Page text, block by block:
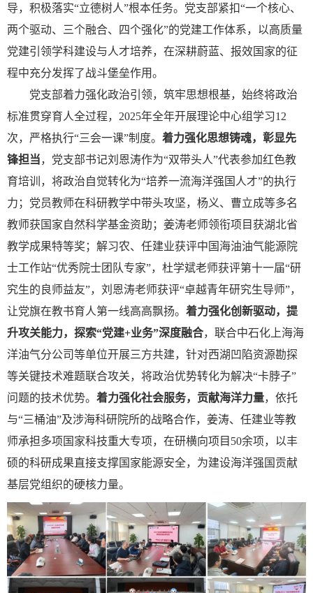
导，积极落实“立德树人”根本任务。 党支部紧扣“一个核心、
两个驱动、三个融合、四个强化”的党建工作体系，以高质量
党建引领学科建设与人才培养，在深耕蔚蓝、报效国家的征
程中充分发挥了战斗堡垒作用。
党支部着力强化政治引领，筑牢思想根基，始终将政治
标准贯穿育人全过程， 2025年全年开展理论中心组学习12
次，严格执行“三会一课”制度。 着力强化思想铸魂，彰显先
锋担当， 党支部书记刘恩涛作为“双带头人”代表参加红色教
育培训，将政治自觉转化为“培养一流海洋强国人才”的执行
力 ； 党员教师在科研教学中带头攻坚，杨义、曹立成等多名
教师获国家自然科学基金资助 ； 姜涛老师领衔项目获湖北省
教学成果特等奖 ； 解习农、 任建业获评中国海油油气能源院
士工作站“优秀院士团队专家”， 杜学斌老师获评第十一届“研
究生的 良师益友”，刘恩涛老师获评“卓越青年研究生导师”，
让党旗在教书育人第一线高高飘扬。 着力强化创新驱动，提
升攻关能力，探索“党建+业务”深度融合，联合中石化上海海
洋油气分公司等单位开展三方共建，针对西湖凹陷资源勘探
等关键技术难题联合攻关，将政治优势转化为解决“卡脖子”
问题的技术优势。 着力强化社会服务，贡献海洋力量，依托
与“三桶油”及涉海科研院所的战略合作，姜涛、任建业等教
师承担多项国家科技重大专项，在研横向项目 50余项，以丰
硕的科研成果直接支撑国家能源安全，为建设海洋强国贡献
基层党组织的硬核力量。